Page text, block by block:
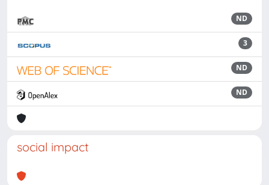
ND
3
ND
ND
social impact